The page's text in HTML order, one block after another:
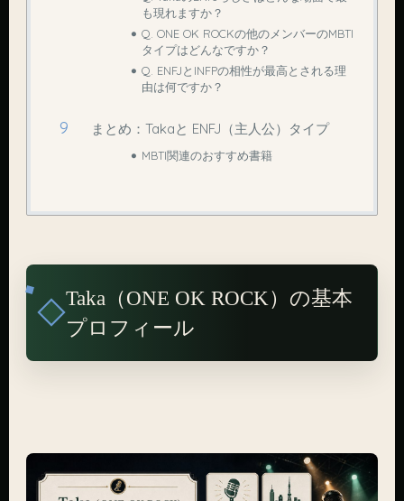
も現れますか？
Q. ONE OK ROCKの他のメンバーのMBTI
タイプはどんなですか？
Q. ENFJとINFPの相性が最高とされる理
由は何ですか？
まとめ：Takaと ENFJ（主人公）タイプ
MBTI関連のおすすめ書籍
Taka（ONE OK ROCK）の基本
プロフィール